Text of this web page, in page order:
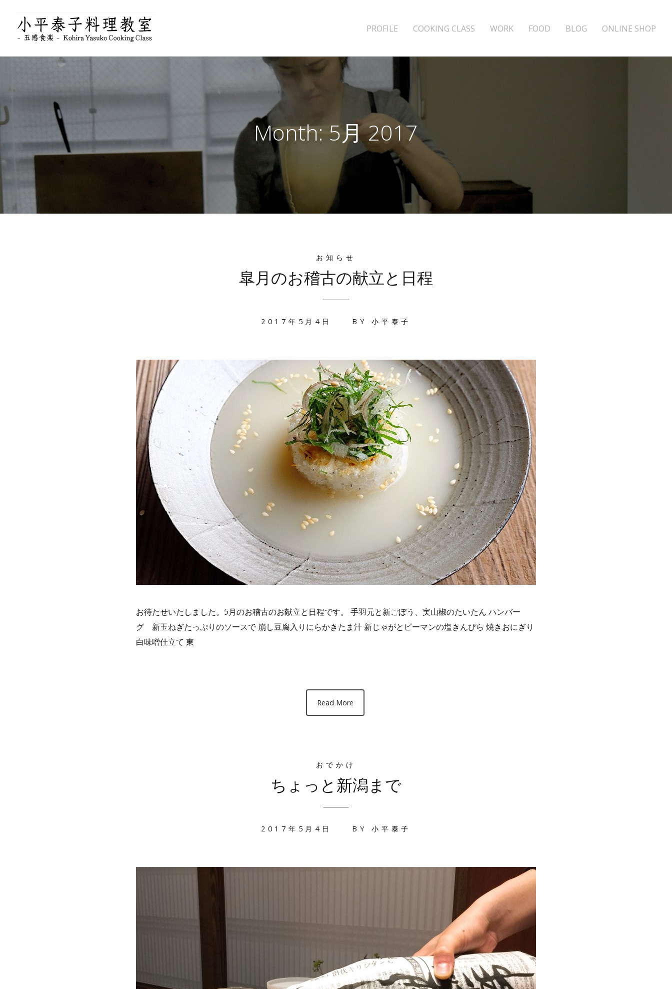
PROFILE COOKING CLASS WORK FOOD BLOG ONLINE SHOP
Month:5月 2017
お知らせ
皐月のお稽古の献立と日程
2017年5月4日 BY小平泰子
お待たせいたしました。5月のお稽古のお献立と日程です。 手羽元と新ごぼう、実山椒のたいたん ハンバー
グ 新玉ねぎたっぷりのソースで 崩し豆腐入りにらかきたま汁 新じゃがとピーマンの塩きんぴら 焼きおにぎり
白味噌仕立て 東
Read More
おでかけ
ちょっと新潟まで
2017年5月4日 BY小平泰子